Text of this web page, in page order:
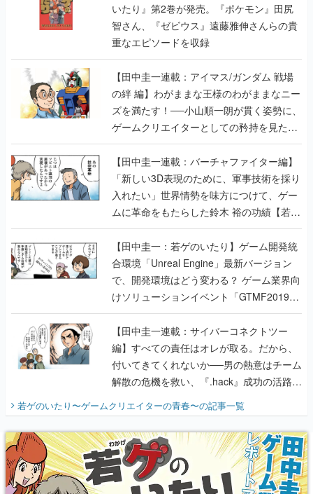
いたり』第2巻が発売。『ポケモン』田尻
智さん、『ゼビウス』遠藤雅伸さんらの貴
重なエピソードを収録
【田中圭一連載：アイマス/ガンダム 戦場
の絆 編】わがままな王様のわがままなニー
ズを満たす！──小山順一朗が貫く姿勢に、
ゲームクリエイターとしての矜持を見た
【若ゲのいたり最終回】
【田中圭一連載：バーチャファイター編】
「新しい3D表現のために、軍事技術を採り
入れたい」世界情勢を味方につけて、ゲー
ムに革命をもたらした鈴木 裕の功績【若ゲ
のいたり】
【田中圭一：若ゲのいたり】ゲーム開発統
合環境「Unreal Engine」最新バージョン
で、開発環境はどう変わる？ ゲーム業界向
けソリューションイベント「GTMF2019」
に行って、より理解を深めよう【PR】
【田中圭一連載：サイバーコネクトツー
編】すべての責任はオレが取る。だから、
付いてきてくれないか──男の熱意はチーム
解散の危機を救い、『.hack』成功の活路を
『少年ジャンプ』色だった【若ゲのいた
り】
若ゲのいたり〜ゲームクリエイターの青春〜の記事一覧